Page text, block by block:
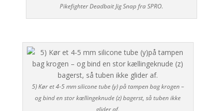
Pikefighter Deadbait Jig Snap fra SPRO.
5) Kør et 4-5 mm silicone tube (y) på tampen bag krogen –
og bind en stor kællingeknude (z) bagerst, så tuben ikke
glider af.